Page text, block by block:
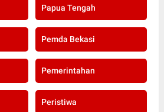
Papua Tengah
Pemda Bekasi
Pemerintahan
Peristiwa